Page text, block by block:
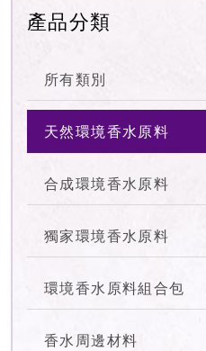
產品分類
所有類別
天然環境香水原料
合成環境香水原料
獨家環境香水原料
環境香水原料組合包
香水周邊材料